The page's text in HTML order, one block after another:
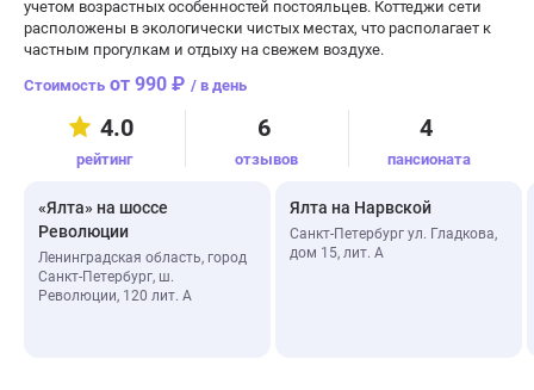
учетом возрастных особенностей постояльцев. Коттеджи сети
расположены в экологически чистых местах, что располагает к
частным прогулкам и отдыху на свежем воздухе.
4.0
рейтинг
6
отзывов
4
пансионата
от 990 ₽ / в день
«Ялта» на шоссе
Революции
Ленинградская область, город
Санкт-Петербург, ш.
Революции, 120 лит. А
Ялта на Нарвской
Санкт-Петербург ул. Гладкова,
дом 15, лит. А